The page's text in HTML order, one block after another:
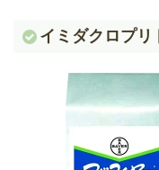
イミダクロプリ